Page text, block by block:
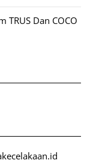
TRUS Dan COCO